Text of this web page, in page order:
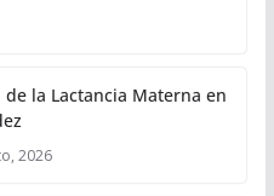
de la Lactancia Materna en
2026